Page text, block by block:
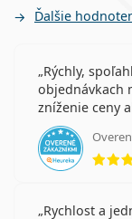
Ďalšie
Rýchly,
objednávkach
zníženie ceny
Rychlost a